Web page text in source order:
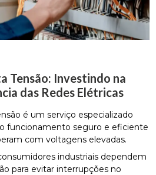
Tensão: Investindo na
das Redes Elétricas
é um serviço especializado
o funcionamento seguro e eficiente
com voltagens elevadas.
industriais dependem
para evitar interrupções no